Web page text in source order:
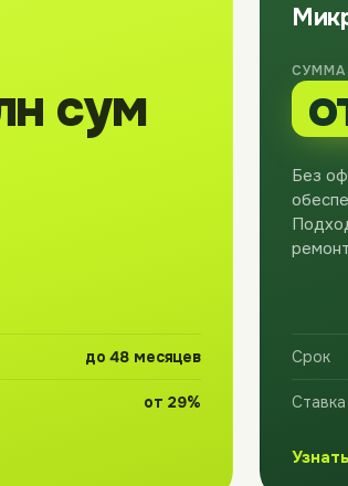
сум
до 48 месяцев
от 29%
СУММА
Без
Срок
Ставка